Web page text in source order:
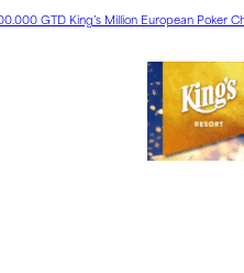
GTD King’s Million European Poker